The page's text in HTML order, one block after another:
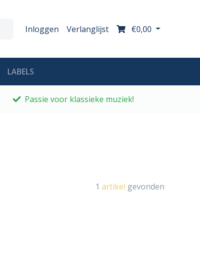
Inloggen Verlanglijst €0,00
LABELS
Passie voor klassieke muziek!
1 artikel gevonden